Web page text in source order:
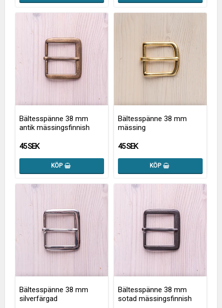
Bältesspänne 38 mm
antik mässingsfinnish
45 SEK
KÖP
Bältesspänne 38 mm
mässing
45 SEK
KÖP
Bältesspänne 38 mm
silverfärgad
Bältesspänne 38 mm
sotad mässingsfinnish